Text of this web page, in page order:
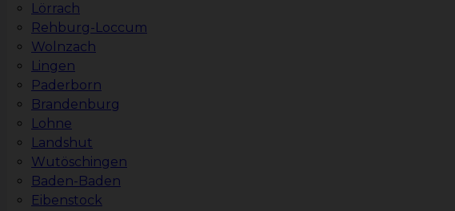
Lörrach
Rehburg-Loccum
Wolnzach
Lingen
Paderborn
Brandenburg
Lohne
Landshut
Wutöschingen
Baden-Baden
Eibenstock